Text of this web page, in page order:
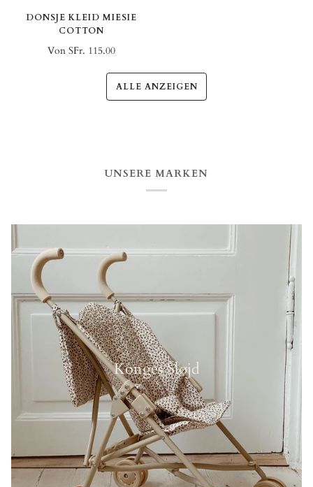
DONSJE KLEID MIESIE
COTTON
Von SFr. 115.00
ALLE ANZEIGEN
UNSERE MARKEN
Konges Sløjd